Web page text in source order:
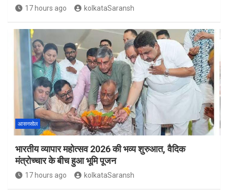
17 hours ago kolkataSaransh
आसनसोल
भारतीय व्यापार महोत्सव 2026 की भव्य शुरुआत, वैदिक
मंत्रोच्चार के बीच हुआ भूमि पूजन
17 hours ago kolkataSaransh